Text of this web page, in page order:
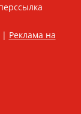
Реклама на